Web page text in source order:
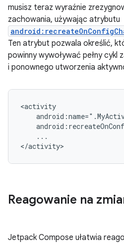
musisz teraz wyraźnie
zachowania, używając atrybutu
Ten atrybut pozwala określić,
powinny wywoływać pełny cykl
i ponownego utworzenia
...
Reagowanie na
Jetpack Compose ułatwia